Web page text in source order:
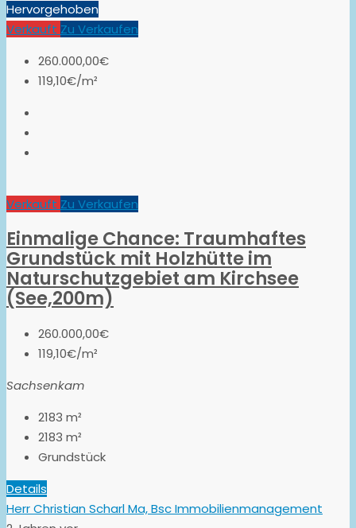
Hervorgehoben
Verkauft Zu Verkaufen
260.000,00€
119,10€/m²
Verkauft Zu Verkaufen
Einmalige Chance: Traumhaftes
Grundstück mit Holzhütte im
Naturschutzgebiet am Kirchsee
(See,200m)
260.000,00€
119,10€/m²
Sachsenkam
2183 m²
2183 m²
Grundstück
Details
Herr Christian Scharl Ma, Bsc Immobilienmanagement